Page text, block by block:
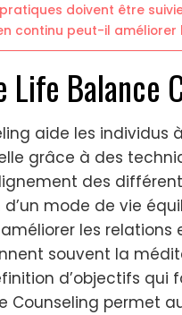
doivent être
continu peut-il améliorer
Life Balance
aide les
grâce à des
des
mode de vie
les
souvent la
d’objectifs qui
Counseling permet